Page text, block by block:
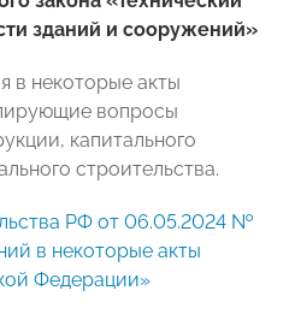
зданий и сооружений»
в некоторые акты
вопросы
капитального
строительства.
РФ от 06.05.2024 №
в некоторые акты
Федерации»